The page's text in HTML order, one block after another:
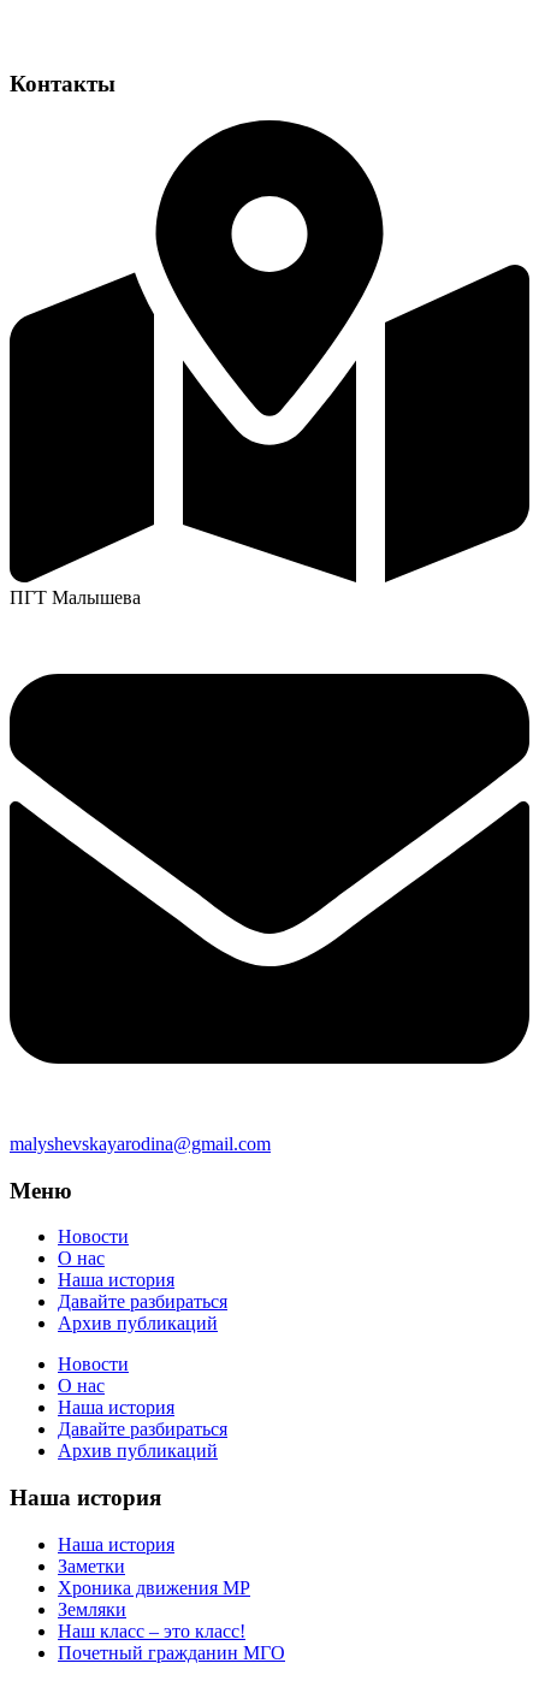
Контакты
ПГТ Малышева
malyshevskayarodina@gmail.com
Меню
Новости
О нас
Наша история
Давайте разбираться
Архив публикаций
Новости
О нас
Наша история
Давайте разбираться
Архив публикаций
Наша история
Наша история
Заметки
Хроника движения МР
Земляки
Наш класс – это класс!
Почетный гражданин МГО